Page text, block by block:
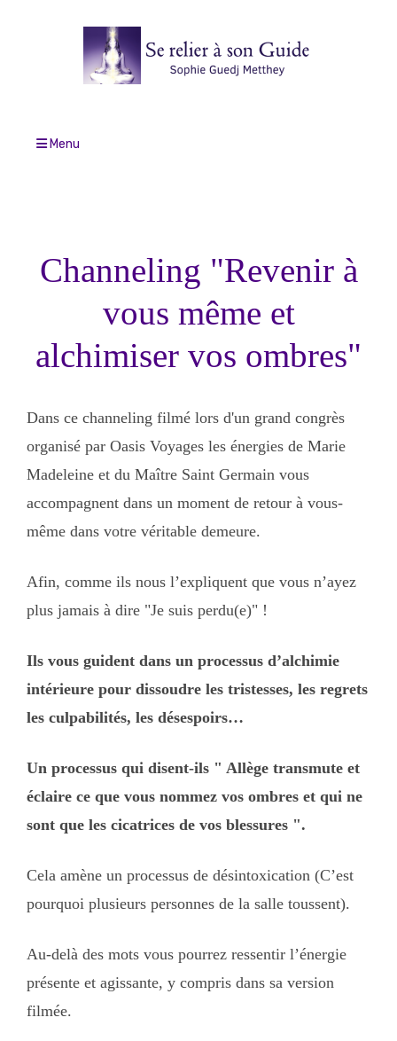
Menu
Channeling "Revenir à
vous même et
alchimiser vos ombres"
Dans ce channeling filmé lors d'un grand congrès
organisé par Oasis Voyages les énergies de Marie
Madeleine et du Maître Saint Germain vous
accompagnent dans un moment de retour à vous-
même dans votre véritable demeure.
Afin, comme ils nous l’expliquent que vous n’ayez
plus jamais à dire "Je suis perdu(e)" !
Ils vous guident dans un processus d’alchimie
intérieure pour dissoudre les tristesses, les regrets
les culpabilités, les désespoirs…
Un processus qui disent-ils " Allège transmute et
éclaire ce que vous nommez vos ombres et qui ne
sont que les cicatrices de vos blessures ".
Cela amène un processus de désintoxication (C’est
pourquoi plusieurs personnes de la salle toussent).
Au-delà des mots vous pourrez ressentir l’énergie
présente et agissante, y compris dans sa version
filmée.